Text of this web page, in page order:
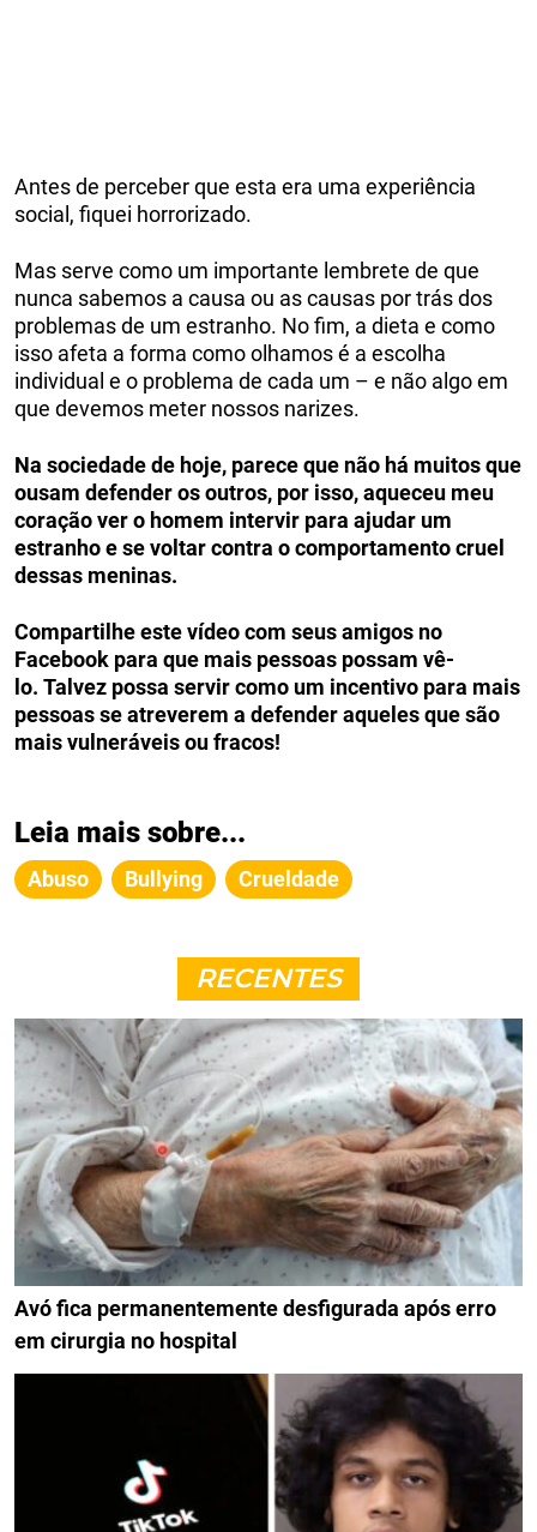
Antes de perceber que esta era uma experiência
social, fiquei horrorizado.
Mas serve como um importante lembrete de que
nunca sabemos a causa ou as causas por trás dos
problemas de um estranho. No fim, a dieta e como
isso afeta a forma como olhamos é a escolha
individual e o problema de cada um – e não algo em
que devemos meter nossos narizes.
Na sociedade de hoje, parece que não há muitos que
ousam defender os outros, por isso, aqueceu meu
coração ver o homem intervir para ajudar um
estranho e se voltar contra o comportamento cruel
dessas meninas.
Compartilhe este vídeo com seus amigos no
Facebook para que mais pessoas possam vê-
lo. Talvez possa servir como um incentivo para mais
pessoas se atreverem a defender aqueles que são
mais vulneráveis ​​ou fracos!
Leia mais sobre...
Abuso Bullying Crueldade
RECENTES
Avó fica permanentemente desfigurada após erro
em cirurgia no hospital